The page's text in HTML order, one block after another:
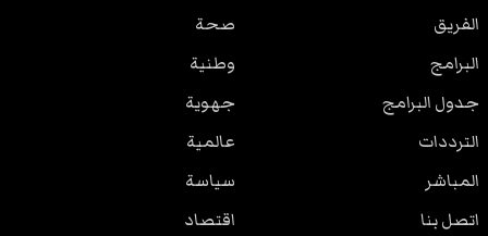
الفريق
البرامج
جدول البرامج
الترددات
المباشر
اتصل بنا
صحة
وطنية
جهوية
عالمية
سياسة
اقتصاد